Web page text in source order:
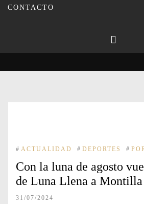
CONTACTO
Inicio 2024 julio
# ACTUALIDAD # DEPORTES #
Con la luna de agosto
de Luna Llena a Montilla
31/07/2024